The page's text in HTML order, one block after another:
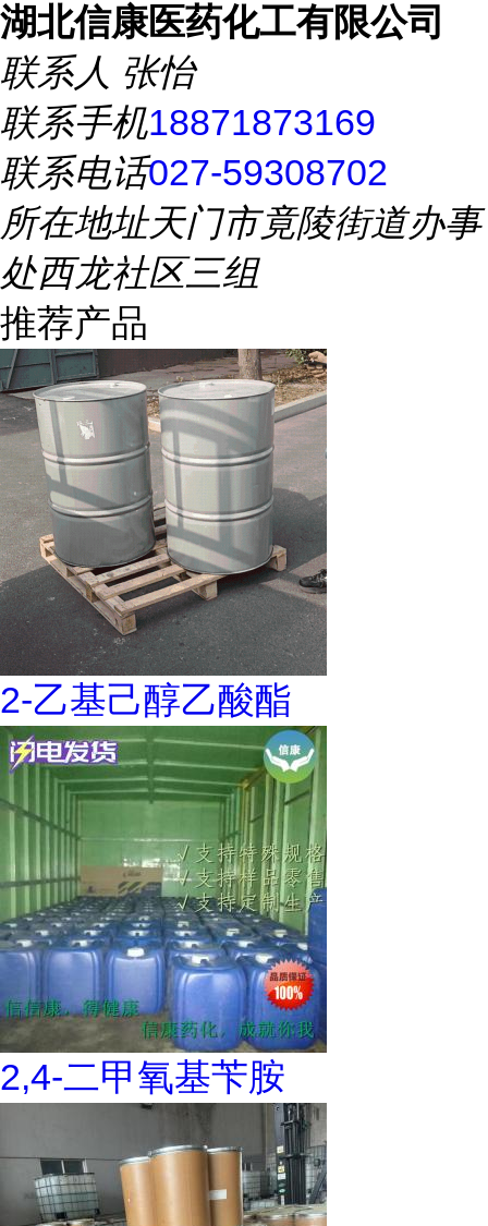
湖北信康医药化工有限公司
联系人 张怡
联系手机18871873169
联系电话027-59308702
所在地址天门市竟陵街道办事
处西龙社区三组
推荐产品
2-乙基己醇乙酸酯
2,4-二甲氧基苄胺